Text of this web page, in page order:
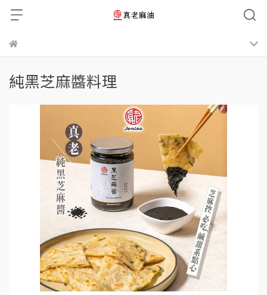
純黑芝麻醬料理